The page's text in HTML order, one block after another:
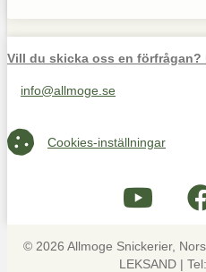
Vill du skicka oss en förfrågan?
Maila oss på info@allmoge.se
info@allmoge.se
Cookies-inställningar
Cookies-inställningar
© 2026 Allmoge Snickerier,
LEKSAND |